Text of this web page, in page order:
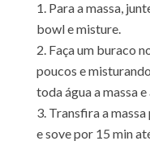
Para a massa,
bowl e misture.
Faça um buraco
poucos e
toda água a massa
Transfira a
e sove por 15 min